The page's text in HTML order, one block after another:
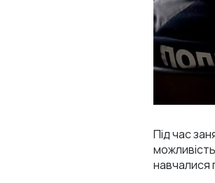
Під час
навчалися